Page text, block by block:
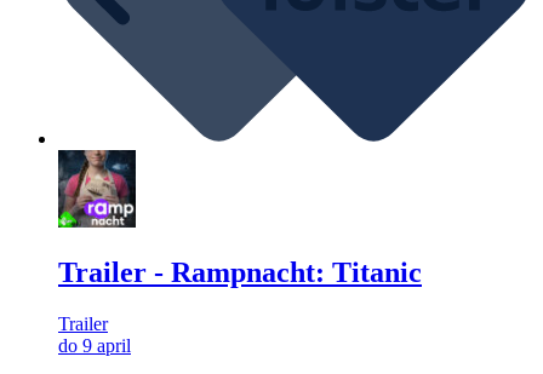
Trailer - Rampnacht: Titanic
Trailer
do 9 april